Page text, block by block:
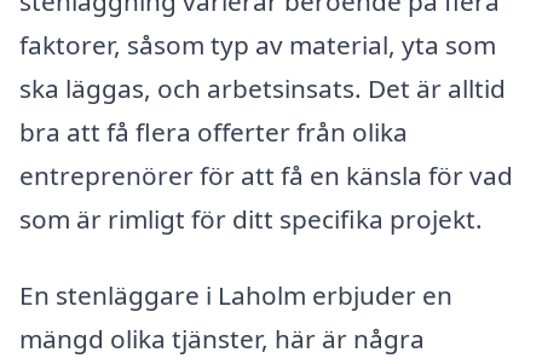
faktorer, såsom typ av material, yta som
ska läggas, och arbetsinsats. Det är alltid
bra att få flera offerter från olika
entreprenörer för att få en känsla för vad
som är rimligt för ditt specifika projekt.
En stenläggare i Laholm erbjuder en
mängd olika tjänster, här är några